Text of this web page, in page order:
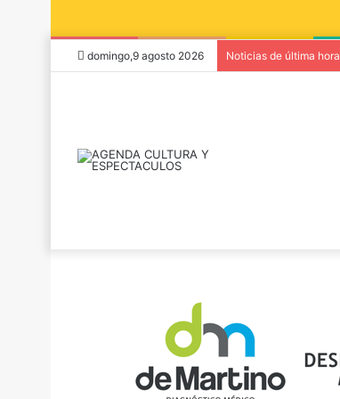
domingo,9 agosto 2026 Noticias de última hora